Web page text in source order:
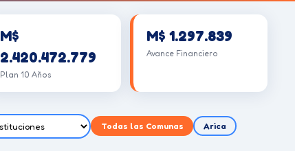
M$
2.420.472.779
Plan 10 Años
M$ 1.297.839
Avance Financiero
Todas las Comunas Arica